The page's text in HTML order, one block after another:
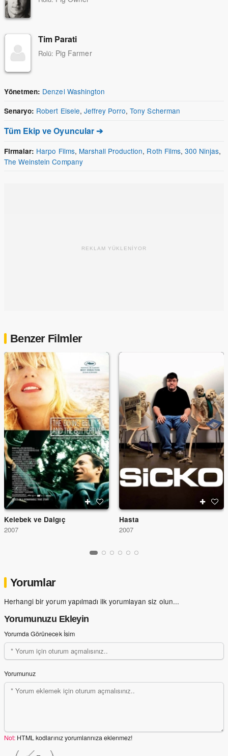
Tim Parati
Rolü: Pig Farmer
Yönetmen: Denzel Washington
Senaryo: Robert Eisele, Jeffrey Porro,Tony Scherman
Tüm Ekip ve Oyuncular ➔
Firmalar: Harpo Films, Marshall Production, Roth Films, 300 Ninjas,
The Weinstein Company
REKLAM YÜKLENİYOR
Benzer Filmler
Kelebek ve Dalgıç
2007
Hasta
2007
Yorumlar
Herhangi bir yorum yapılmadı ilk yorumlayan siz olun...
Yorumunuzu Ekleyin
Yorumda Görünecek İsim
Yorumunuz
Not: HTML kodlarınız yorumlarınıza eklenmez!